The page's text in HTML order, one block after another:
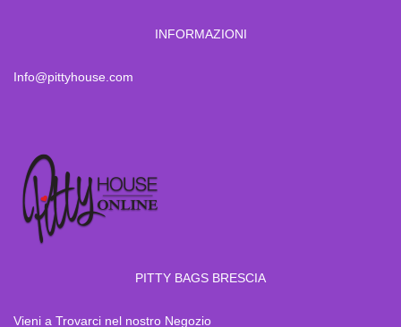
INFORMAZIONI
Info@pittyhouse.com
PITTY BAGS BRESCIA
Vieni a Trovarci nel nostro Negozio